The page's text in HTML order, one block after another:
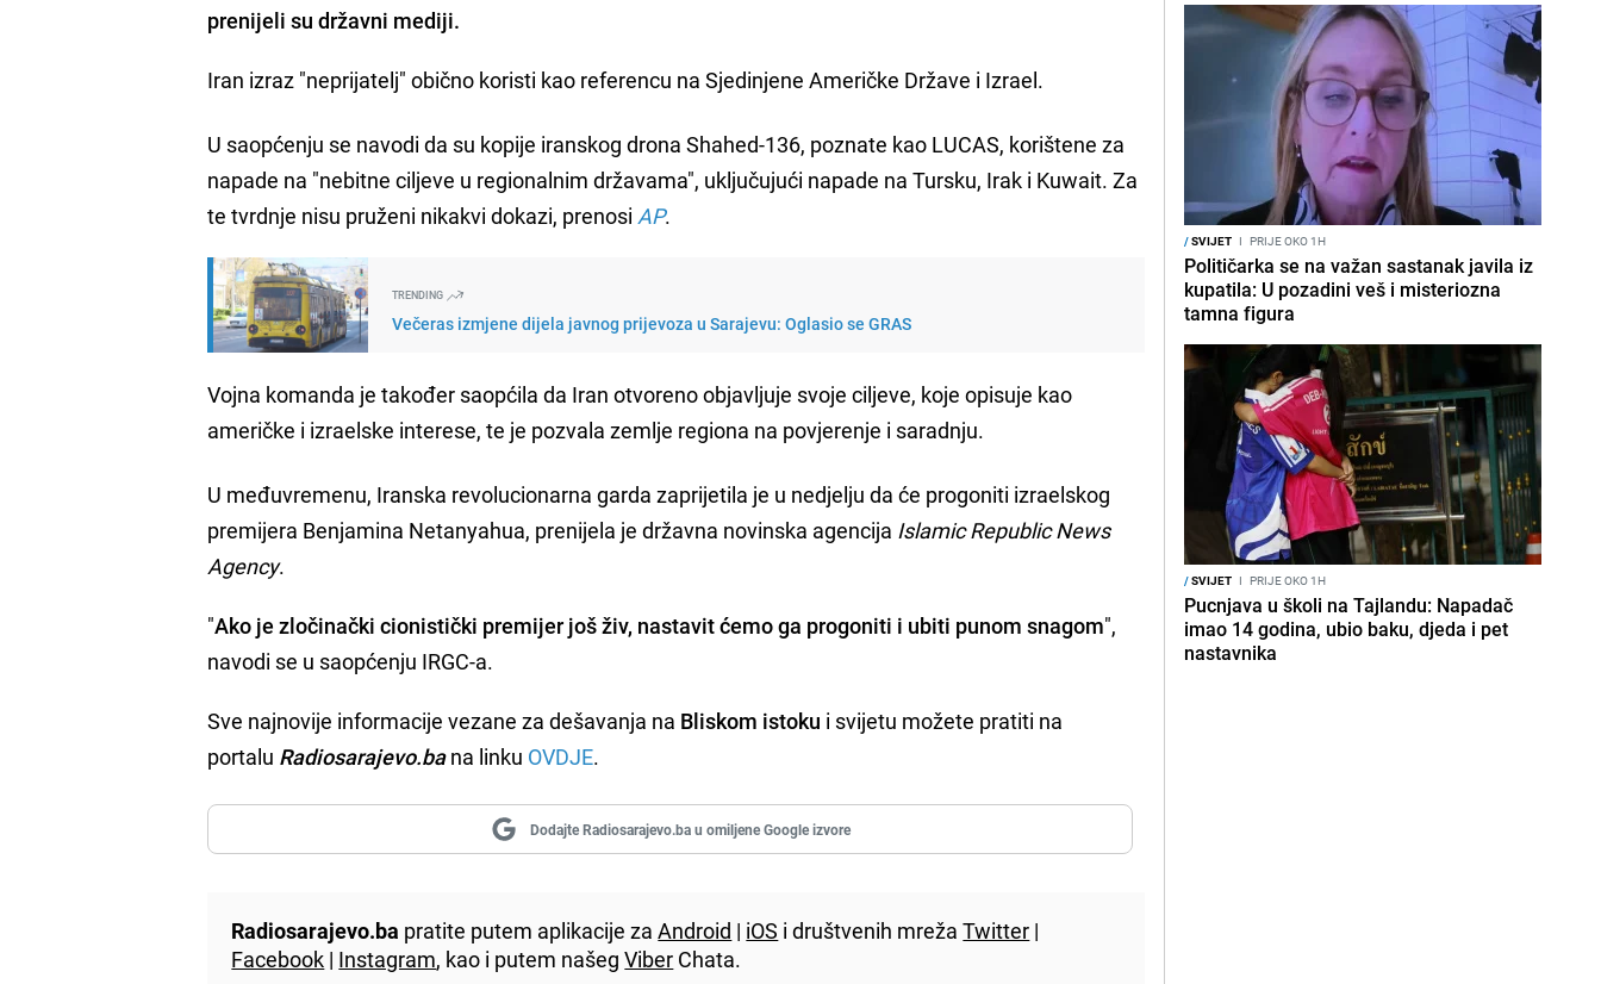
prenijeli su državni mediji.
Iran izraz "neprijatelj" obično koristi kao referencu na Sjedinjene Američke Države i Izrael.
U saopćenju se navodi da su kopije iranskog drona Shahed-136, poznate kao LUCAS, korištene za
napade na "nebitne ciljeve u regionalnim državama", uključujući napade na Tursku, Irak i Kuwait. Za
te tvrdnje nisu pruženi nikakvi dokazi, prenosi AP.
TRENDING
Večeras izmjene dijela javnog prijevoza u Sarajevu: Oglasio se GRAS
Vojna komanda je također saopćila da Iran otvoreno objavljuje svoje ciljeve, koje opisuje kao
američke i izraelske interese, te je pozvala zemlje regiona na povjerenje i saradnju.
U međuvremenu, Iranska revolucionarna garda zaprijetila je u nedjelju da će progoniti izraelskog
premijera Benjamina Netanyahua, prenijela je državna novinska agencija Islamic Republic News
Agency.
"Ako je zločinački cionistički premijer još živ, nastavit ćemo ga progoniti i ubiti punom snagom",
navodi se u saopćenju IRGC-a.
Sve najnovije informacije vezane za dešavanja na Bliskom istoku i svijetu možete pratiti na
portalu Radiosarajevo.bana linku OVDJE.
Dodajte Radiosarajevo.ba u omiljene Google izvore
Radiosarajevo.ba pratite putem aplikacije zaAndroid | iOS i društvenih mrežaTwitter |
Facebook | Instagram, kao i putem našegViber Chata.
/SVIJET I PRIJE OKO 1H
Političarka se na važan sastanak javila iz
kupatila: U pozadini veš i misteriozna
tamna figura
/SVIJET I PRIJE OKO 1H
Pucnjava u školi na Tajlandu: Napadač
imao 14 godina, ubio baku, djeda i pet
nastavnika